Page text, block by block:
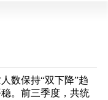
数保持“双下降”趋
。前三季度，共统